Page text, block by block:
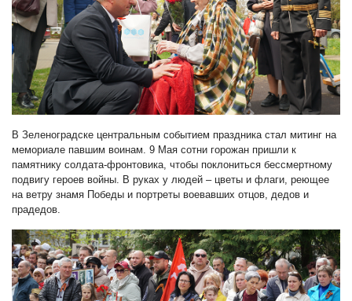
В Зеленоградске центральным событием праздника стал митинг на
мемориале павшим воинам. 9 Мая сотни горожан пришли к
памятнику солдата-фронтовика, чтобы поклониться бессмертному
подвигу героев войны. В руках у людей – цветы и флаги, реющее
на ветру знамя Победы и портреты воевавших отцов, дедов и
прадедов.